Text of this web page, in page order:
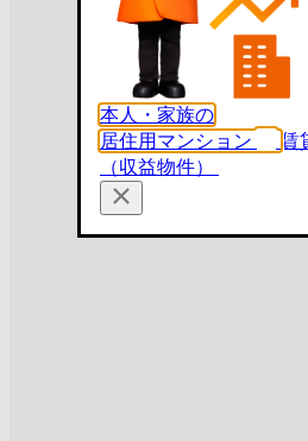
本人・家族の
居住用マンション
賃
（収益物件）